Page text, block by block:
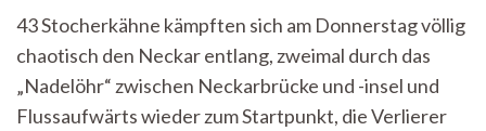
und
Wasser
–
Das
Stocherkahnrennen
43 Stocherkähne kämpften sich am Donnerstag völlig
chaotisch den Neckar entlang, zweimal durch das
„Nadelöhr“ zwischen Neckarbrücke und -insel und
Flussaufwärts wieder zum Startpunkt, die Verlierer